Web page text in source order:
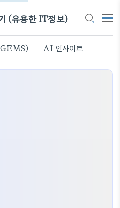
(유용한 IT정보)
AI 인사이트